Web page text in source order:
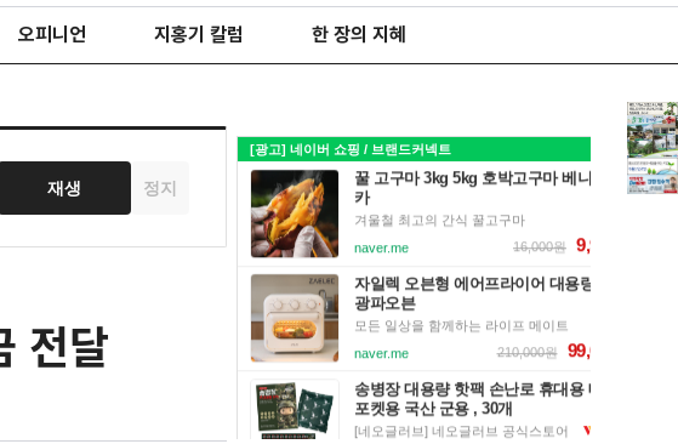
오피니언 지홍기 칼럼 한 장의 지혜
재생 정지
전달